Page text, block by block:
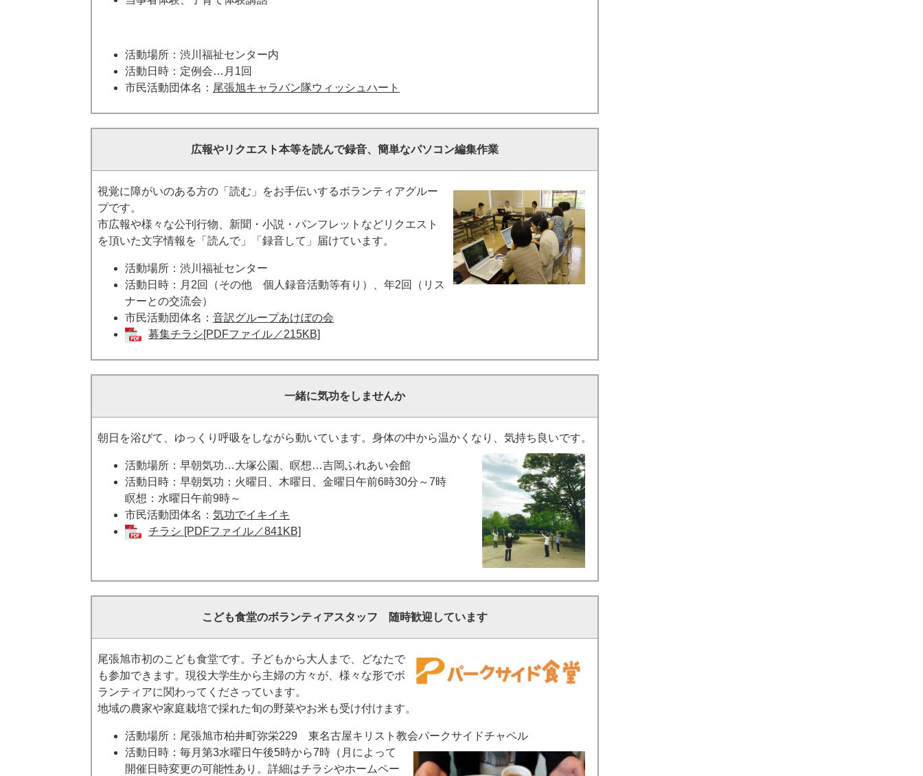
活動場所：渋川福祉センター内
活動日時：定例会…月1回
市民活動団体名： 尾張旭キャラバン隊ウィッシュハート
広報やリクエスト本等を読んで録音、簡単なパソコン編集作業
視覚に障がいのある方の「読む」をお手伝いするボランティアグルー
プです。
市広報や様々な公刊行物、新聞・小説・パンフレットなどリクエスト
を頂いた文字情報を「読んで」「録音して」届けています。
活動場所：渋川福祉センター
活動日時：月2回（その他 個人録音活動等有り）、年2回（リス
ナーとの交流会）
市民活動団体名： 音訳グループあけぼの会
募集チラシ[PDFファイル／215KB]
一緒に気功をしませんか
朝日を浴びて、ゆっくり呼吸をしながら動いています。身体の中から温かくなり、気持ち良いです。
活動場所：早朝気功…大塚公園、瞑想…吉岡ふれあい会館
活動日時：早朝気功：火曜日、木曜日、金曜日午前6時30分～7時
瞑想：水曜日午前9時～
市民活動団体名： 気功でイキイキ
チラシ [PDFファイル／841KB]
こども食堂のボランティアスタッフ 随時歓迎しています
尾張旭市初のこども食堂です。子どもから大人まで、どなたで
も参加できます。現役大学生から主婦の方々が、様々な形でボ
ランティアに関わってくださっています。
地域の農家や家庭栽培で採れた旬の野菜やお米も受け付けます。
活動場所：尾張旭市柏井町弥栄229 東名古屋キリスト教会パークサイドチャペル
活動日時：毎月第3水曜日午後5時から7時（月によって
開催日時変更の可能性あり。詳細はチラシやホームペー